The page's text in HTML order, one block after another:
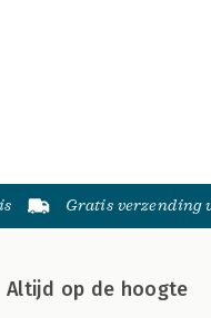
Gratis verzending
Altijd op de hoogte